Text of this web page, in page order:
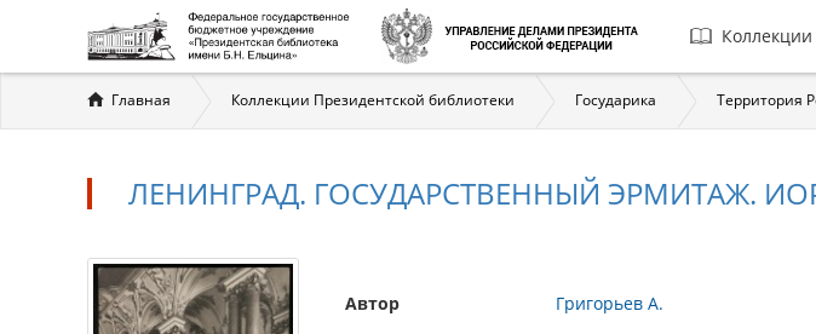
Главная
навигация
Коллекции
Вы
здесь
Главная Коллекции Президентской библиотеки Государика Территория
ЛЕНИНГРАД. ГОСУДАРСТВЕННЫЙ ЭРМИТАЖ.
Автор
Григорьев А.